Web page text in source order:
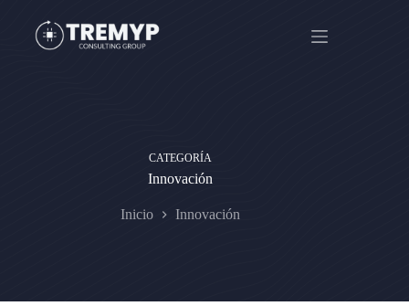
contenido
CATEGORÍA
Innovación
Inicio Innovación